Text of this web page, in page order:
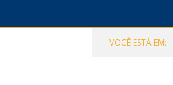
VOCÊ ESTÁ EM: